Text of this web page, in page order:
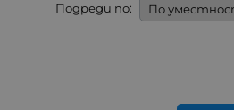
Подреди по: